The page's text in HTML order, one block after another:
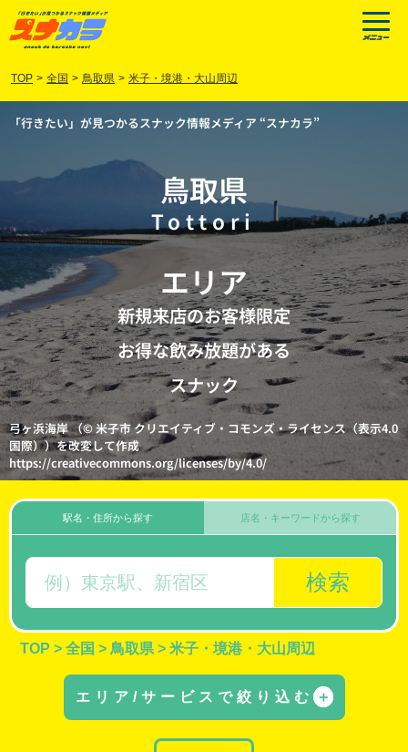
TOP > 全国 > 鳥取県 > 米子・境港・大山周辺
「行きたい」が見つかるスナック情報メディア “スナカラ”
鳥取県
Tottori
エリア
新規来店のお客様限定
お得な飲み放題がある
スナック
弓ヶ浜海岸 （© 米子市 クリエイティブ・コモンズ・ライセンス（表示4.0
国際））を改変して作成
https://creativecommons.org/licenses/by/4.0/
駅名・住所から探す
検索
店名・キーワードから探す
TOP > 全国 > 鳥取県 > 米子・境港・大山周辺
エリア/サービスで絞り込む ＋